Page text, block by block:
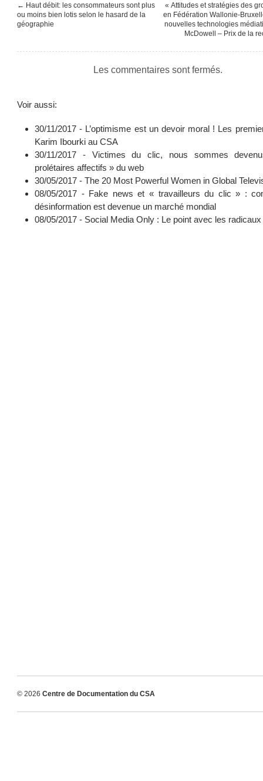
← Haut débit: les consommateurs sont plus
ou moins bien lotis selon le hasard de la
géographie
« Attitudes et stratégies des
en Fédération Wallonie-
nouvelles technologies
McDowell – Prix de la
Les commentaires sont fermés.
Voir aussi:
30/11/2017 - L’optimisme est un devoir moral ! Les
Karim Ibourki au CSA
30/11/2017 - Victimes du clic, nous sommes
prolétaires affectifs » du web
30/05/2017 - The 20 Most Powerful Women in Global
08/05/2017 - Fake news et « travailleurs du clic » :
désinformation est devenue un marché mondial
08/05/2017 - Social Media Only : Le point avec les radicaux
© 2026 Centre de Documentation du CSA